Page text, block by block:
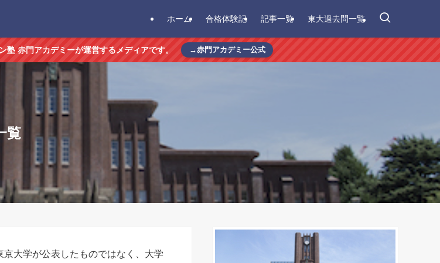
ホーム 合格体験記 記事一覧 東大過去問一覧
赤門アカデミーが運営するメディアです。 →赤門アカデミー公式
覧
大学が公表したものではなく、大学